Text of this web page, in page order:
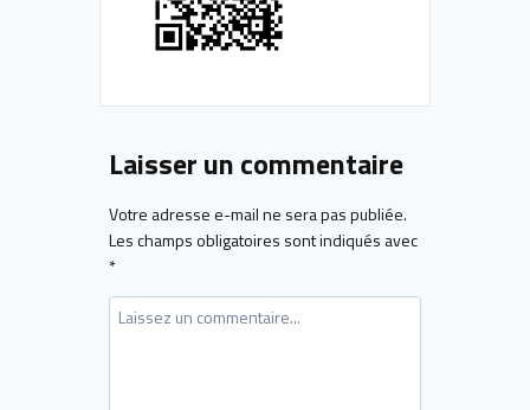
Laisser un commentaire
Votre adresse e-mail ne sera pas publiée.
Les champs obligatoires sont indiqués avec
*